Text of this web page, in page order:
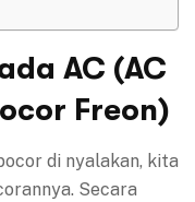
AC (AC
Freon)
di nyalakan, kita
Secara